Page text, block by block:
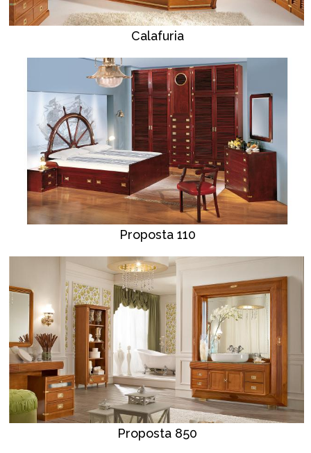
Calafuria
Proposta 110
Proposta 850